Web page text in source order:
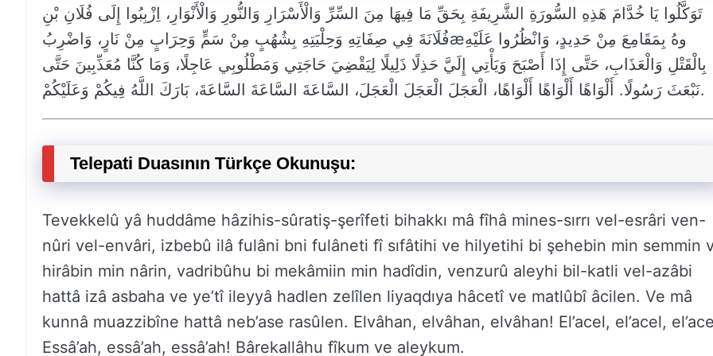
تَوَكَّلُوا يَا خُدَّامَ هَذِهِ السُّورَةِ الشَّرِيفَةِ بِحَقِّ مَا فِيهَا مِنَ السِّرِّ وَالْأَسْرَارِ وَالنُّورِ وَالْأَنْوَارِ، اِزْبِبُوا إِلَى فُلَانِ بْنِ
فُلَانَةَ فِي صِفَاتِهِ وَحِلْيَتِهِ بِشُهُبٍ مِنْ سَمٍّ وَحِرَابٍ مِنْ نَارٍ، وَاضْرِبُæوهُ بِمَقَامِعَ مِنْ حَدِيدٍ، وَانْظُرُوا عَلَيْهِ
بِالْقَتْلِ وَالْعَذَابِ، حَتَّى إِذَا أَصْبَحَ وَيَأْتِي إِلَيَّ حَذِلًا ذَلِيلًا لِيَقْضِيَ حَاجَتِي وَمَطْلُوبِي عَاجِلًا، وَمَا كُنَّا مُعَذِّبِينَ حَتَّى
نَبْعَثَ رَسُولًا. أَلْوَاهًا أَلْوَاهًا أَلْوَاهًا، الْعَجَلَ الْعَجَلَ الْعَجَلَ، السَّاعَةَ السَّاعَةَ السَّاعَةَ، بَارَكَ اللَّهُ فِيكُمْ وَعَلَيْكُمْ.
Telepati Duasının Türkçe Okunuşu:
Tevekkelû yâ huddâme hâzihis-sûratiş-şerîfeti bihakkı mâ fîhâ mines-sırrı vel-esrâri ven-
nûri vel-envâri, izbebû ilâ fulâni bni fulâneti fî sıfâtihi ve hilyetihi bi şehebin min semmin
hirâbin min nârin, vadribûhu bi mekâmiin min hadîdin, venzurû aleyhi bil-katli vel-azâbi
hattâ izâ asbaha ve ye’tî ileyyâ hadlen zelîlen liyaqdıya hâcetî ve matlûbî âcilen. Ve mâ
kunnâ muazzibîne hattâ neb’ase rasûlen. Elvâhan, elvâhan, elvâhan! El’acel, el’acel,
Essâ’ah, essâ’ah, essâ’ah! Bârekallâhu fîkum ve aleykum.